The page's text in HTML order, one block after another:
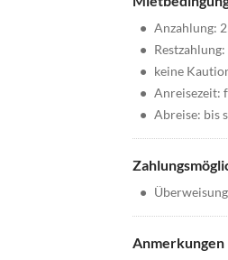
• Anzahlung:
•
• keine
• Anreisezeit:
• Abreise: bis
• Überweisung
Anmerkungen